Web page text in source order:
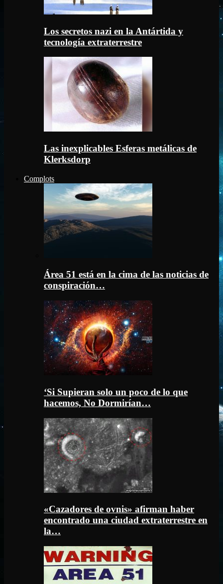
Los secretos nazi en la Antártida y
tecnología extraterrestre
Las inexplicables Esferas metálicas de
Klerksdorp
Complots
Área 51 está en la cima de las noticias de
conspiración…
‘Si Supieran solo un poco de lo que
hacemos, No Dormirían…
«Cazadores de ovnis» afirman haber
encontrado una ciudad extraterrestre en
la…